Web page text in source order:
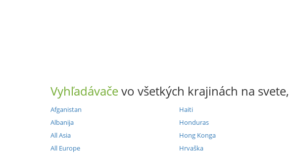
Vyhľadávačevo všetkých krajinách na svete,
Afganistan
Albanija
All Asia
All Europe
Haiti
Honduras
Hong Konga
Hrvaška